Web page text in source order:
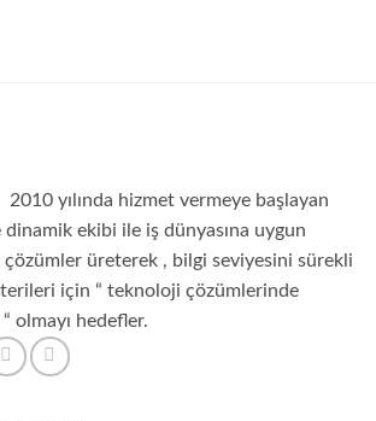
2010 yılında hizmet vermeye başlayan
dinamik ekibi ile iş dünyasına uygun
çözümler üreterek , bilgi seviyesini sürekli
için “ teknoloji çözümlerinde
olmayı hedefler.